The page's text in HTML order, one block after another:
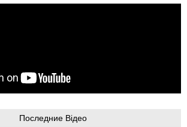
Последние Відео